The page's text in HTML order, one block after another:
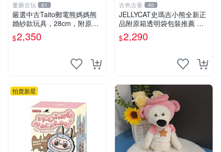
董爺古玩 61
嚴選中古Taito郵電熊媽媽熊
婚紗款玩具，28cm，附原
盒，保存極佳實拍，婚紗細節
清晰可見，偶像收藏推薦 婚
$2,350
古色古香 40
JELLYCAT史瑪吉小熊全新正
品附原箱透明袋包裝推薦 透
明袋 包裝盒 史瑪吉小熊
$2,290
拍賣新星